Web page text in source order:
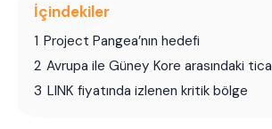
İçindekiler
1 Project Pangea’nın hedefi
2 Avrupa ile Güney Kore arasındaki
3 LINK fiyatında izlenen kritik bölge